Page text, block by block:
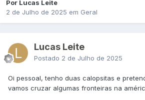
Por Lucas Leite
2 de Julho de 2025 em Geral
Lucas Leite
Postado 2 de Julho de 2025
Oi pessoal, tenho duas calopsitas e
vamos cruzar algumas fronteiras na